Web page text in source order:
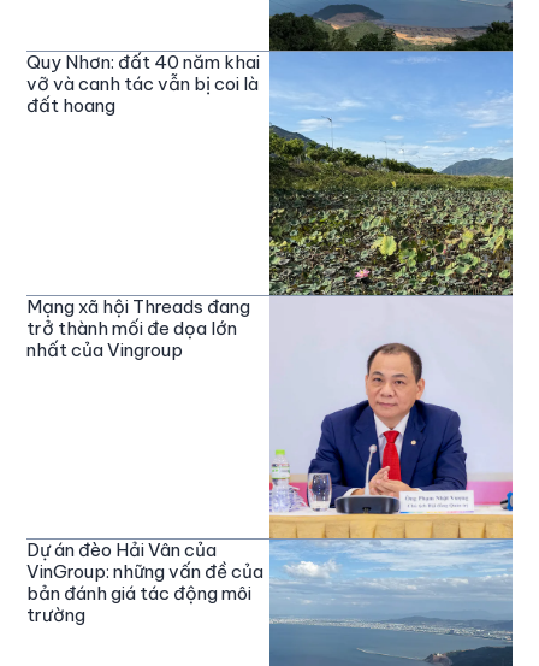
Quy Nhơn: đất 40 năm khai
vỡ và canh tác vẫn bị coi là
đất hoang
Mạng xã hội Threads đang
trở thành mối đe dọa lớn
nhất của Vingroup
Dự án đèo Hải Vân của
VinGroup: những vấn đề của
bản đánh giá tác động môi
trường